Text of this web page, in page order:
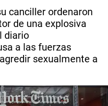
canciller ordenaron
de una explosiva
diario
a las fuerzas
sexualmente a